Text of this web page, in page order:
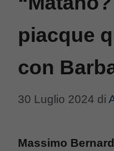
piacque
con
30 Luglio 2024 di
Massimo